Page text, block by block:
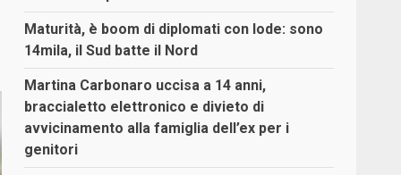
Maturità, è boom di diplomati con lode: sono
14mila, il Sud batte il Nord
Martina Carbonaro uccisa a 14 anni,
braccialetto elettronico e divieto di
avvicinamento alla famiglia dell’ex per i
genitori